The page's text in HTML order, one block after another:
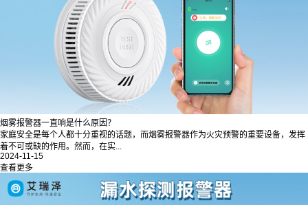
烟雾报警器一直响是什么原因？
家庭安全是每个人都十分重视的话题，而烟雾报警器作为火灾预警的重要设备，发挥
着不可或缺的作用。然而，在实...
2024-11-15
查看更多